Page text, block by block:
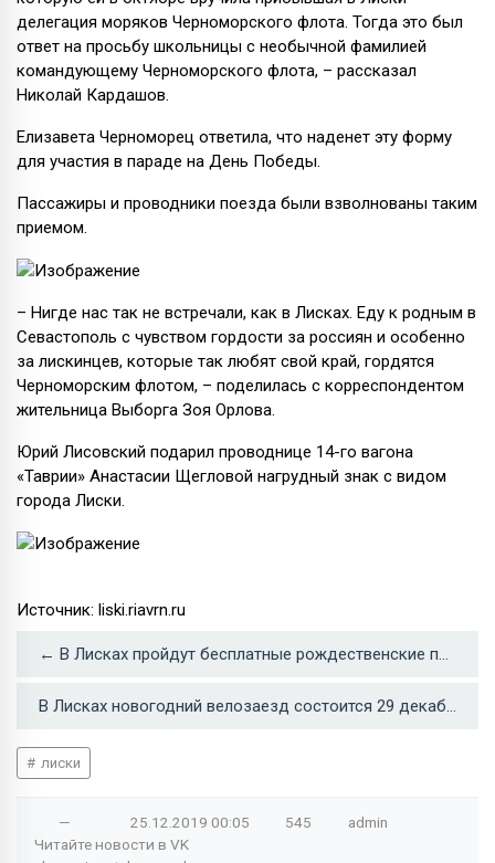
делегация моряков Черноморского флота. Тогда это был
ответ на просьбу школьницы с необычной фамилией
командующему Черноморского флота, – рассказал
Николай Кардашов.
Елизавета Черноморец ответила, что наденет эту форму
для участия в параде на День Победы.
Пассажиры и проводники поезда были взволнованы таким
приемом.
– Нигде нас так не встречали, как в Лисках. Еду к родным в
Севастополь с чувством гордости за россиян и особенно
за лискинцев, которые так любят свой край, гордятся
Черноморским флотом, – поделилась с корреспондентом
жительница Выборга Зоя Орлова.
Юрий Лисовский подарил проводнице 14-го вагона
«Таврии» Анастасии Щегловой нагрудный знак с видом
города Лиски.
Источник: liski.riavrn.ru
← В Лисках пройдут бесплатные рождественские представления
В Лисках новогодний велозаезд состоится 29 декабря →
лиски
— 25.12.2019 00:05 545
admin
Читайте новости в VK